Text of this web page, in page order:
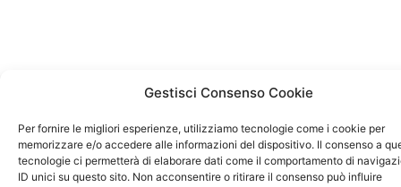
Gestisci Consenso Cookie
Per fornire le migliori esperienze, utilizziamo tecnologie come i cookie per
memorizzare e/o accedere alle informazioni del dispositivo. Il consenso a
tecnologie ci permetterà di elaborare dati come il comportamento di
ID unici su questo sito. Non acconsentire o ritirare il consenso può influire